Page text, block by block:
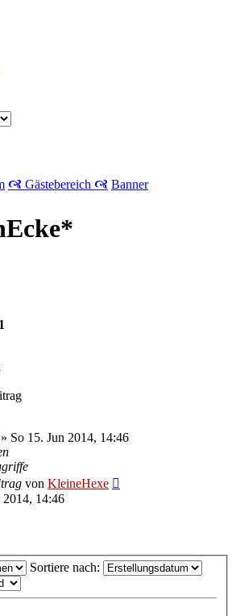
🙧 Gästebereich 🙧 Banner
1
» So 15. Jun 2014, 14:46
von KleineHexe
2014, 14:46
Sortiere nach: